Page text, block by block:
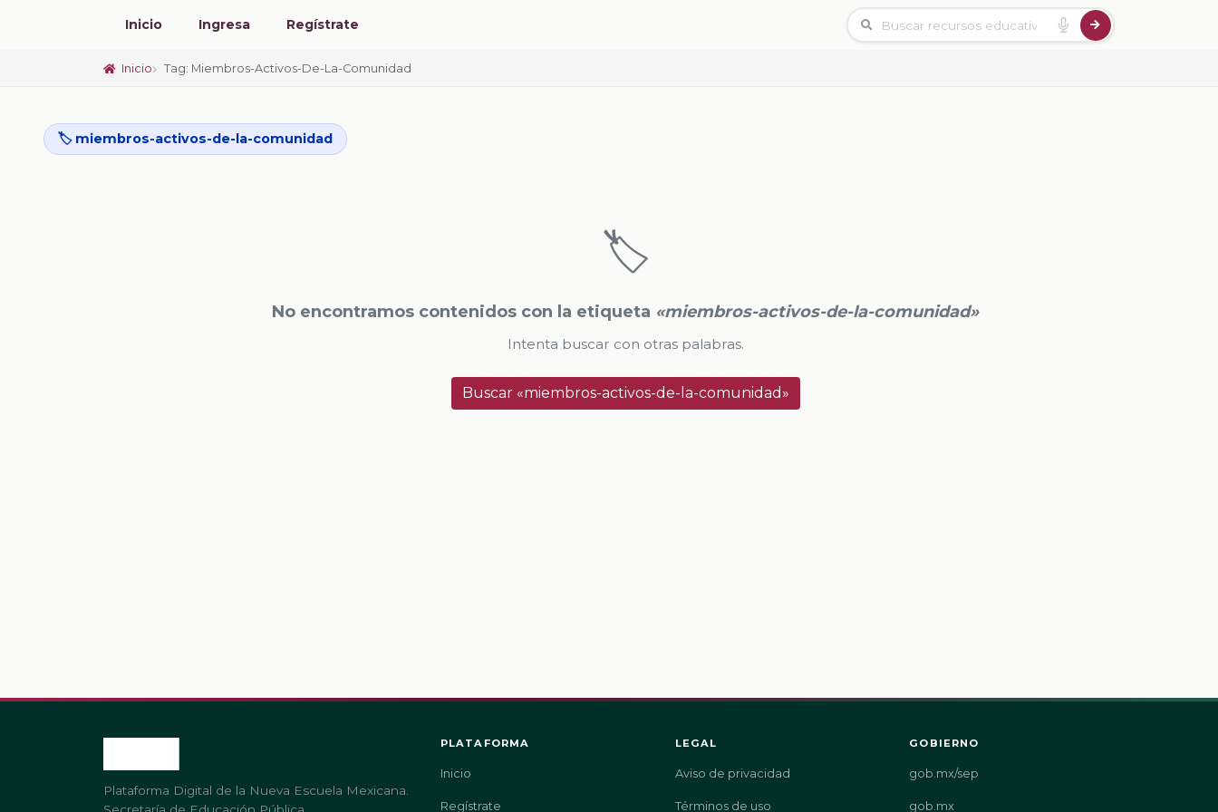
Inicio Ingresa Regístrate
Inicio Tag: Miembros-Activos-De-La-Comunidad
🏷️ miembros-activos-de-la-comunidad
🏷️
No encontramos contenidos con la etiqueta «miembros-activos-de-la-comunidad»
Intenta buscar con otras palabras.
Buscar «miembros-activos-de-la-comunidad»
Plataforma Digital de la Nueva Escuela Mexicana.
PLATAFORMA
Inicio
Regístrate
LEGAL
Aviso de privacidad
Términos de uso
GOBIERNO
gob.mx/sep
gob.mx